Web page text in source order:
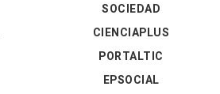
SOCIEDAD
CIENCIAPLUS
PORTALTIC
EPSOCIAL